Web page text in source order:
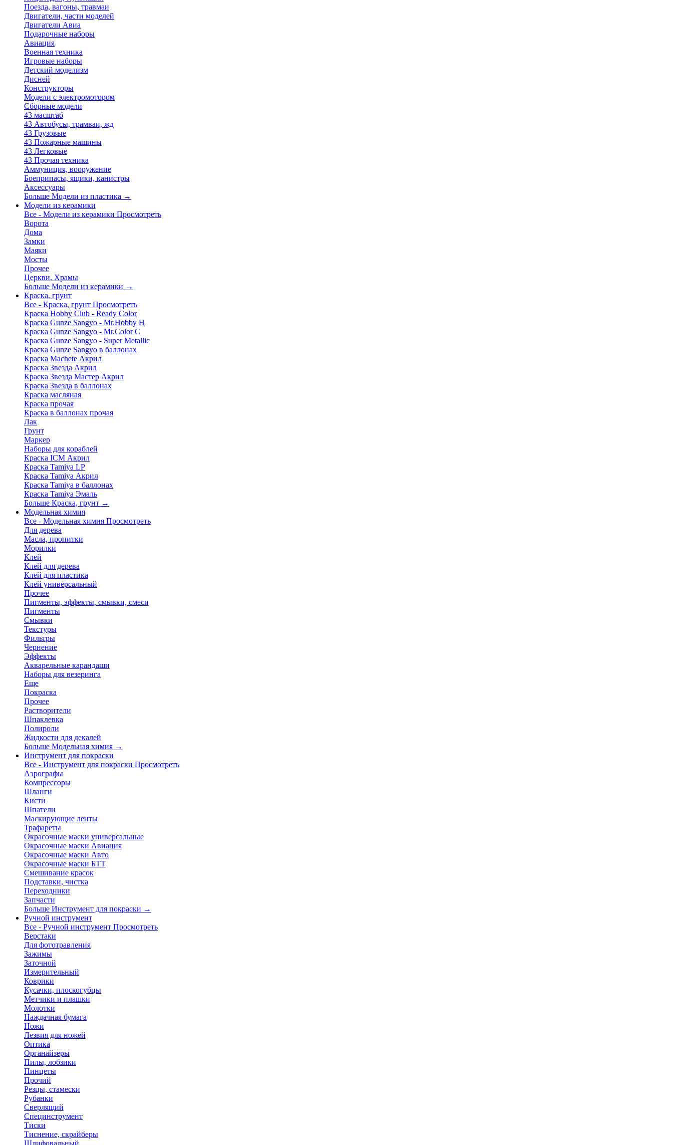
Поезда, вагоны, травмаи
Двигатели, части моделей
Двигатели Авиа
Подарочные наборы
Авиация
Военная техника
Игровые наборы
Детский моделизм
Дисней
Конструкторы
Модели с электромотором
Сборные модели
43 масштаб
43 Автобусы, трамваи, жд
43 Грузовые
43 Пожарные машины
43 Легковые
43 Прочая техника
Аммуниция, вооружение
Боеприпасы, ящики, канистры
Аксессуары
Больше Модели из пластика →
Модели из керамики
Все - Модели из керамики Просмотреть
Ворота
Дома
Замки
Маяки
Мосты
Прочее
Церкви, Храмы
Больше Модели из керамики →
Краска, грунт
Все - Краска, грунт Просмотреть
Краска Hobby Club - Ready Color
Краска Gunze Sangyo - Mr.Hobby H
Краска Gunze Sangyo - Mr.Color C
Краска Gunze Sangyo - Super Metallic
Краска Gunze Sangyo в баллонах
Краска Machete Акрил
Краска Звезда Акрил
Краска Звезда Мастер Акрил
Краска Звезда в баллонах
Краска масляная
Краска прочая
Краска в баллонах прочая
Лак
Грунт
Маркер
Наборы для кораблей
Краска ICM Акрил
Краска Tamiya LP
Краска Tamiya Акрил
Краска Tamiya в баллонах
Краска Tamiya Эмаль
Больше Краска, грунт →
Модельная химия
Все - Модельная химия Просмотреть
Для дерева
Масла, пропитки
Морилки
Клей
Клей для дерева
Клей для пластика
Клей универсальный
Прочее
Пигменты, эффекты, смывки, смеси
Пигменты
Смывки
Текстуры
Фильтры
Чернение
Эффекты
Акварельные карандаши
Наборы для везеринга
Еще
Покраска
Прочее
Растворители
Шпаклевка
Полироли
Жидкости для декалей
Больше Модельная химия →
Инструмент для покраски
Все - Инструмент для покраски Просмотреть
Аэрографы
Компрессоры
Шланги
Кисти
Шпатели
Маскирующие ленты
Трафареты
Окрасочные маски универсальные
Окрасочные маски Авиация
Окрасочные маски Авто
Окрасочные маски БТТ
Смешивание красок
Подставки, чистка
Переходники
Запчасти
Больше Инструмент для покраски →
Ручной инструмент
Все - Ручной инструмент Просмотреть
Верстаки
Для фототравления
Зажимы
Заточной
Измерительный
Коврики
Кусачки, плоскогубцы
Метчики и плашки
Молотки
Наждачная бумага
Ножи
Лезвия для ножей
Оптика
Органайзеры
Пилы, лобзики
Пинцеты
Прочий
Резцы, стамески
Рубанки
Сверлящий
Специнструмент
Тиски
Тиснение, скрайберы
Шлифовальный